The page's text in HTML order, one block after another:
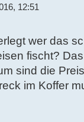
12:51
wer das
fischt?
sind die
im Koffer